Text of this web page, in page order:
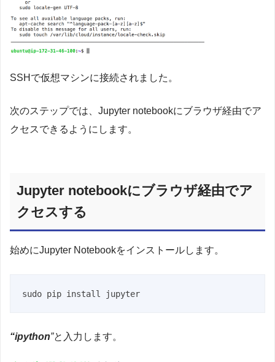
SSHで仮想マシンに接続されました。
次のステップでは、Jupyter notebookにブラウザ経由でア
クセスできるようにします。
Jupyter notebookにブラウザ経由でア
クセスする
始めにJupyter Notebookをインストールします。
sudo pip install jupyter
“ipython”と入力します。